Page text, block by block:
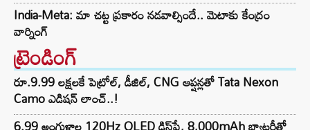
India-Meta: మా చట్ట ప్రకారం నడవాల్సిందే.. మెటాకు కేంద్రం
వార్నింగ్
ట్రెండింగ్‌
రూ.9.99 లక్షలకే పెట్రోల్, డీజిల్, CNG ఆప్షన్లతో Tata Nexon
Camo ఎడిషన్ లాంచ్..!